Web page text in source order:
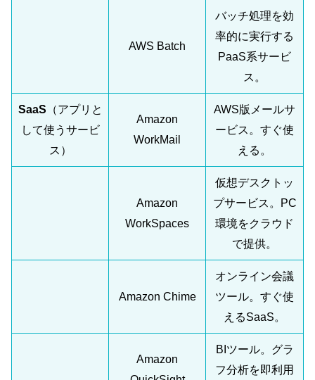
AWS Batch
バッチ処理を効
率的に実行する
PaaS系サービ
ス。
SaaS （アプリと
して使うサービ
ス）
Amazon
WorkMail
AWS版メールサ
ービス。すぐ使
える。
Amazon
WorkSpaces
仮想デスクトッ
プサービス。PC
環境をクラウド
で提供。
Amazon Chime
オンライン会議
ツール。すぐ使
えるSaaS。
Amazon
BIツール。グラ
フ分析を即利用